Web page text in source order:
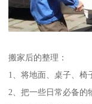
搬家后的整理：
1、将地面、桌子、椅
2、把一些日常必备的